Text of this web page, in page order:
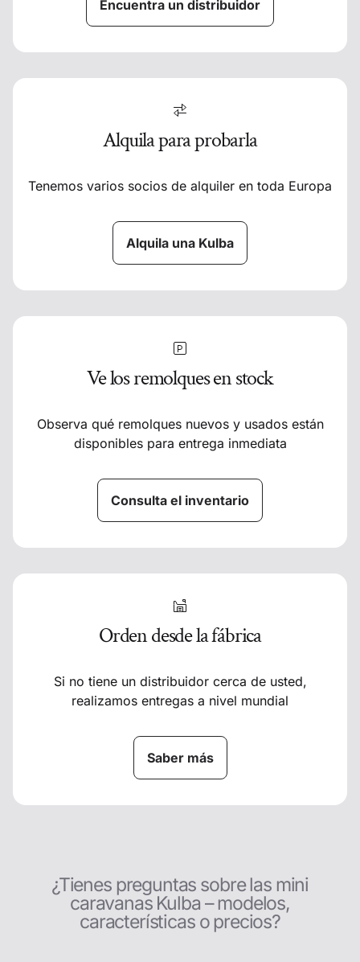
Encuentra un distribuidor
Alquila para probarla
Tenemos varios socios de alquiler en toda Europa
Alquila una Kulba
Ve los remolques en stock
Observa qué remolques nuevos y usados están
disponibles para entrega inmediata
Consulta el inventario
Orden desde la fábrica
Si no tiene un distribuidor cerca de usted,
realizamos entregas a nivel mundial
Saber más
¿Tienes preguntas sobre las mini
caravanas Kulba – modelos,
características o precios?